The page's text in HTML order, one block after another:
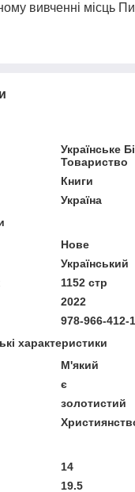
вивченні місць
Українське
Товариство
Книги
Україна
Нове
Український
1152 стр
2022
978-966-412-
характеристики
М'який
є
золотистий
14
19.5